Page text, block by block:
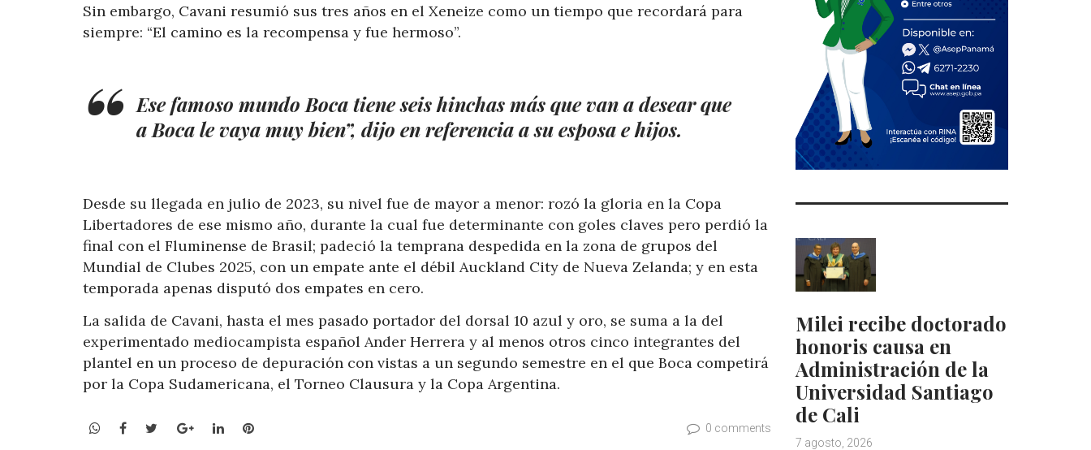
Sin embargo, Cavani resumió sus tres años en el Xeneize como un tiempo que recordará para
siempre: “El camino es la recompensa y fue hermoso”.
Ese famoso mundo Boca tiene seis hinchas más que van a desear que
a Boca le vaya muy bien”, dijo en referencia a su esposa e hijos.
Desde su llegada en julio de 2023, su nivel fue de mayor a menor: rozó la gloria en la Copa
Libertadores de ese mismo año, durante la cual fue determinante con goles claves pero perdió la
final con el Fluminense de Brasil; padeció la temprana despedida en la zona de grupos del
Mundial de Clubes 2025, con un empate ante el débil Auckland City de Nueva Zelanda; y en esta
temporada apenas disputó dos empates en cero.
La salida de Cavani, hasta el mes pasado portador del dorsal 10 azul y oro, se suma a la del
experimentado mediocampista español Ander Herrera y al menos otros cinco integrantes del
plantel en un proceso de depuración con vistas a un segundo semestre en el que Boca competirá
por la Copa Sudamericana, el Torneo Clausura y la Copa Argentina.
WhatsApp
Facebook
TwitterGoogle+LinkedInPinterest 0 comments
Milei recibe doctorado
honoris causa en
Administración de la
Universidad Santiago
de Cali
7 agosto, 2026